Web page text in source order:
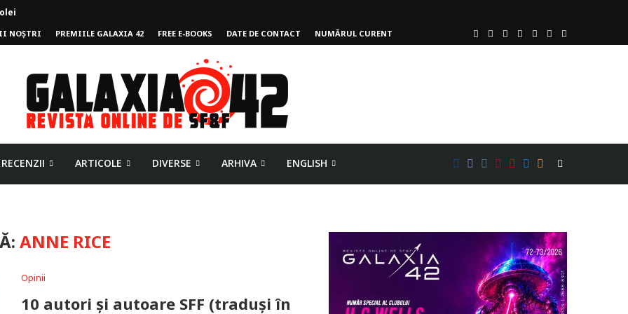
NOȘTRI PREMIILE GALAXIA 42 FREE E-BOOKS DATE DE CONTACT NUMĂRUL CURENT
RECENZII ARTICOLE DIVERSE ARHIVA ENGLISH
ANNE RICE
Opinii
10 autori și autoare SFF (traduși în